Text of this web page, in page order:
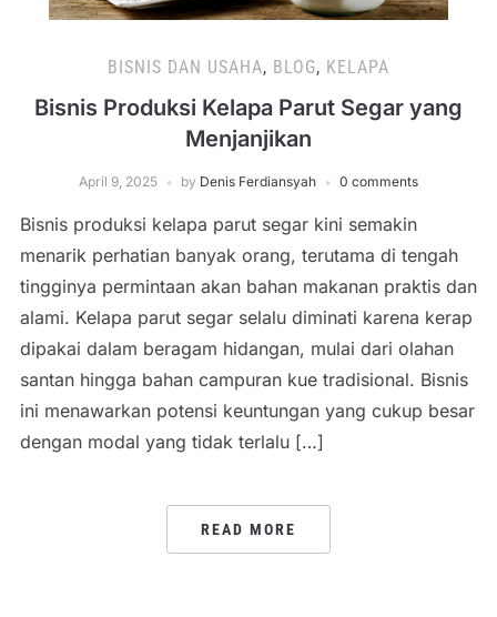
BISNIS DAN USAHA, BLOG, KELAPA
Bisnis Produksi Kelapa Parut Segar yang
Menjanjikan
April 9, 2025 by Denis Ferdiansyah 0 comments
Bisnis produksi kelapa parut segar kini semakin
menarik perhatian banyak orang, terutama di tengah
tingginya permintaan akan bahan makanan praktis dan
alami. Kelapa parut segar selalu diminati karena kerap
dipakai dalam beragam hidangan, mulai dari olahan
santan hingga bahan campuran kue tradisional. Bisnis
ini menawarkan potensi keuntungan yang cukup besar
dengan modal yang tidak terlalu […]
READ MORE